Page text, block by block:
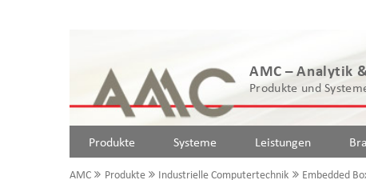
AMC – Analytik
Produkte und
Produkte Systeme Leistungen
AMC Produkte Industrielle Computertechnik Embedded